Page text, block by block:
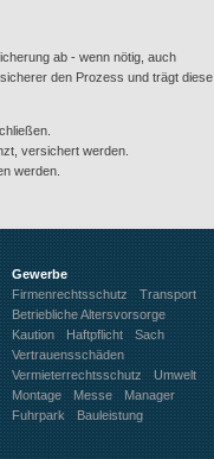
ab - wenn nötig, auch
den Prozess und trägt diese
versichert werden.
werden.
Gewerbe
Firmenrechtsschutz
Transport
Betriebliche Altersvorsorge
Kaution
Haftpflicht
Sach
Vertrauensschäden
Vermieterrechtsschutz
Umwelt
Montage
Messe
Manager
Fuhrpark
Bauleistung